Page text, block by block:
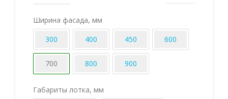
Ширина фасада, мм
300
400 450 600
700 800 900
Габариты лотка, мм